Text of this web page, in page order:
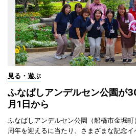
見る・遊ぶ
ふなばしアンデルセン公園
月1日から
ふなばしアンデルセン公園（船橋市金堀
周年を迎えるに当たり、さまざまな記念イ